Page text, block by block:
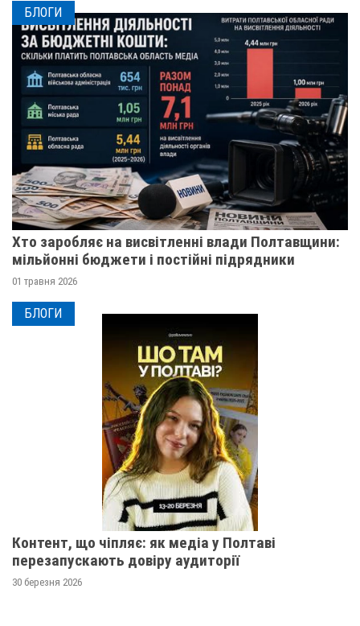
БЛОГИ
Хто заробляє на висвітленні влади Полтавщини:
мільйонні бюджети і постійні підрядники
01 травня 2026
БЛОГИ
Контент, що чіпляє: як медіа у Полтаві
перезапускають довіру аудиторії
30 березня 2026